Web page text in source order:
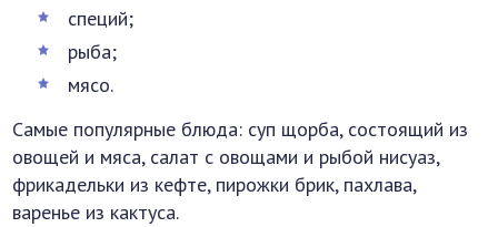
специй;
рыба;
мясо.
Самые популярные блюда: суп щорба, состоящий из
овощей и мяса, салат с овощами и рыбой нисуаз,
фрикадельки из кефте, пирожки брик, пахлава,
варенье из кактуса.